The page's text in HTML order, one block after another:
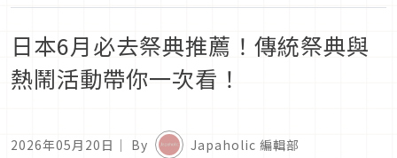
日本6月必去祭典推薦！傳統祭典與
熱鬧活動帶你一次看！
2026年05月20日 ｜ By Japaholic 編輯部